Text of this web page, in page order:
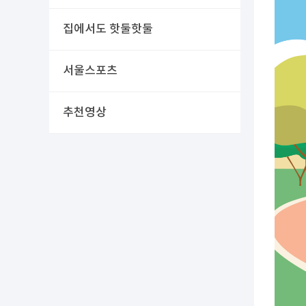
집에서도 핫둘핫둘
서울스포츠
추천영상